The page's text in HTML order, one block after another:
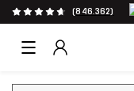
(846.362)